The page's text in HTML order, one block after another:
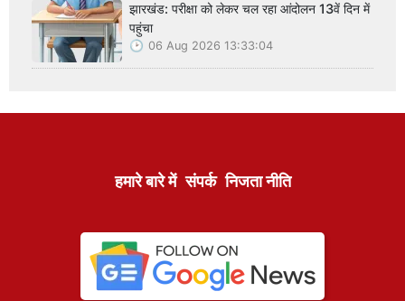
झारखंड: परीक्षा को लेकर चल रहा आंदोलन 13वें दिन में
पहुंचा
06 Aug 2026 13:33:04
हमारे बारे में संपर्क निजता नीति